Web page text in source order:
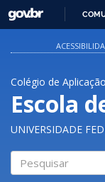
GOVBR
Colégio de Aplicação
Escola
UNIVERSIDADE